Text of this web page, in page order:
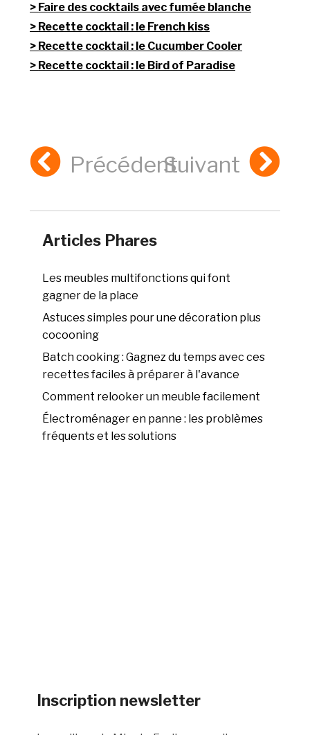
Faire des cocktails avec fumée blanche
Recette cocktail : le French kiss
Recette cocktail : le Cucumber Cooler
Recette cocktail : le Bird of Paradise
PrécédentSuivant
Articles Phares
Les meubles multifonctions qui font
gagner de la place
Astuces simples pour une décoration plus
cocooning
Batch cooking : Gagnez du temps avec ces
recettes faciles à préparer à l'avance
Comment relooker un meuble facilement
Électroménager en panne : les problèmes
fréquents et les solutions
Inscription newsletter